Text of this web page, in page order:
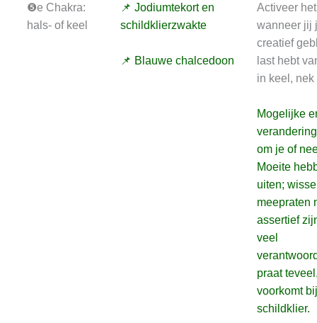
❺e Chakra:
hals- of keel
📌 Jodiumtekort en
schildklierzwakte
📌 Blauwe chalcedoon
Activeer
wanneer jij
creatief
last hebt
in keel,
Mogelijke
om je of
Moeite
uiten;
meepraten
assertief
veel
praat
voorkomt
schildklier.